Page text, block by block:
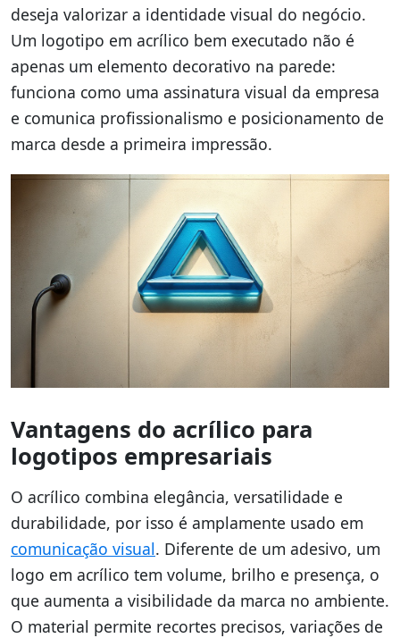
deseja valorizar a identidade visual do negócio.
Um logotipo em acrílico bem executado não é
apenas um elemento decorativo na parede:
funciona como uma assinatura visual da empresa
e comunica profissionalismo e posicionamento de
marca desde a primeira impressão.
Vantagens do acrílico para
logotipos empresariais
O acrílico combina elegância, versatilidade e
durabilidade, por isso é amplamente usado em
comunicação visual. Diferente de um adesivo, um
logo em acrílico tem volume, brilho e presença, o
que aumenta a visibilidade da marca no ambiente.
O material permite recortes precisos, variações de